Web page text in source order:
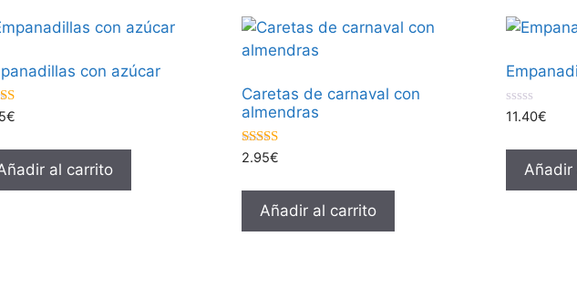
con azúcar
€
al carrito
Caretas de carnaval con
almendras
5.00
de 5
2.95€
Añadir al carrito
0
5
11.40€
Añadir